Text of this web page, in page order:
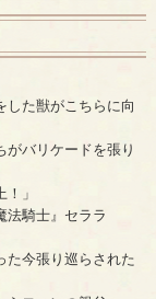
た獣がこちらに向
バリケードを張り
」
騎士』セララ
今張り巡らされた